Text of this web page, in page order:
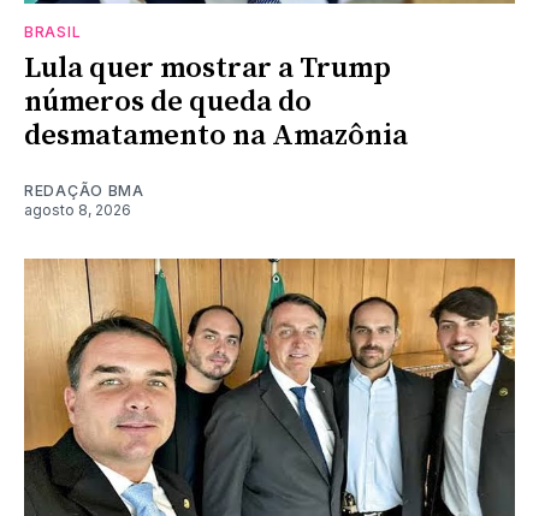
BRASIL
Lula quer mostrar a Trump
números de queda do
desmatamento na Amazônia
REDAÇÃO BMA
agosto 8, 2026